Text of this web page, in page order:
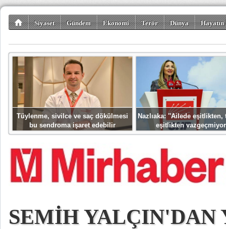
Siyaset Gündem Ekonomi Terör Dünya
Tüylenme, sivilce ve saç dökülmesi
bu sendroma işaret edebilir
Nazlıaka: ''Ailede eşitlikten,
eşitlikten
SEMİH YALÇIN'DAN